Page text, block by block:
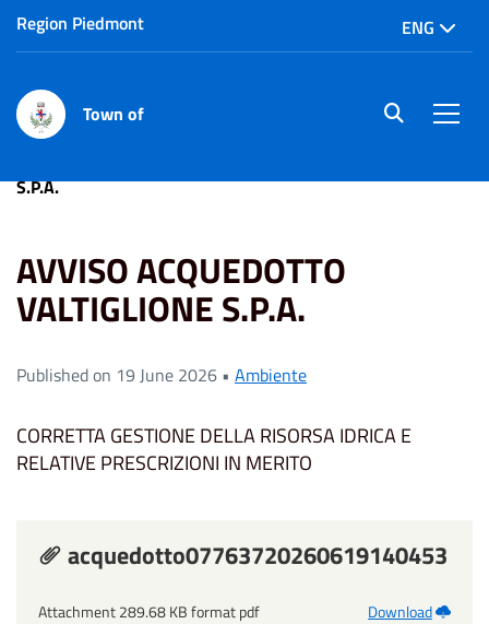
Region Piedmont ENG
Town of site.searc
S.P.A.
AVVISO ACQUEDOTTO
VALTIGLIONE S.P.A.
Published on 19 June 2026 • Ambiente
CORRETTA GESTIONE DELLA RISORSA IDRICA E
RELATIVE PRESCRIZIONI IN MERITO
acquedotto07763720260619140453
Attachment 289.68 KB format pdf Download